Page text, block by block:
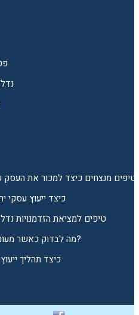
5 טיפים מנצחים כיצד למכור את
כיצד ייעוץ
טיפים למציאת הזדמנויות
מה לבדוק כאשר מעוניינים בנכס נדל"ן מסחרי?
כיצד תהליך